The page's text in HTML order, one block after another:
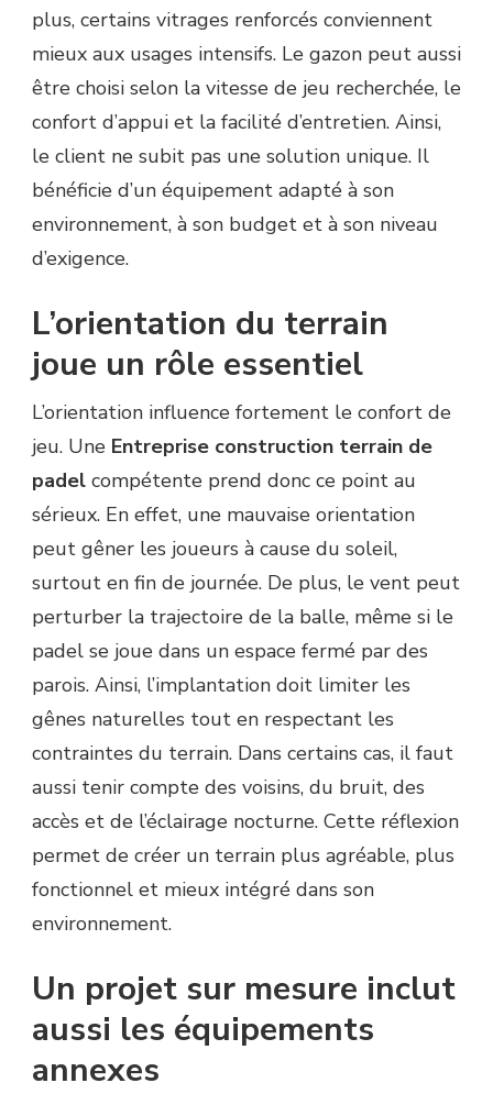
plus, certains vitrages renforcés conviennent
mieux aux usages intensifs. Le gazon peut aussi
être choisi selon la vitesse de jeu recherchée, le
confort d’appui et la facilité d’entretien. Ainsi,
le client ne subit pas une solution unique. Il
bénéficie d’un équipement adapté à son
environnement, à son budget et à son niveau
d’exigence.
L’orientation du terrain
joue un rôle essentiel
L’orientation influence fortement le confort de
jeu. Une Entreprise construction terrain de
padel compétente prend donc ce point au
sérieux. En effet, une mauvaise orientation
peut gêner les joueurs à cause du soleil,
surtout en fin de journée. De plus, le vent peut
perturber la trajectoire de la balle, même si le
padel se joue dans un espace fermé par des
parois. Ainsi, l’implantation doit limiter les
gênes naturelles tout en respectant les
contraintes du terrain. Dans certains cas, il faut
aussi tenir compte des voisins, du bruit, des
accès et de l’éclairage nocturne. Cette réflexion
permet de créer un terrain plus agréable, plus
fonctionnel et mieux intégré dans son
environnement.
Un projet sur mesure inclut
aussi les équipements
annexes